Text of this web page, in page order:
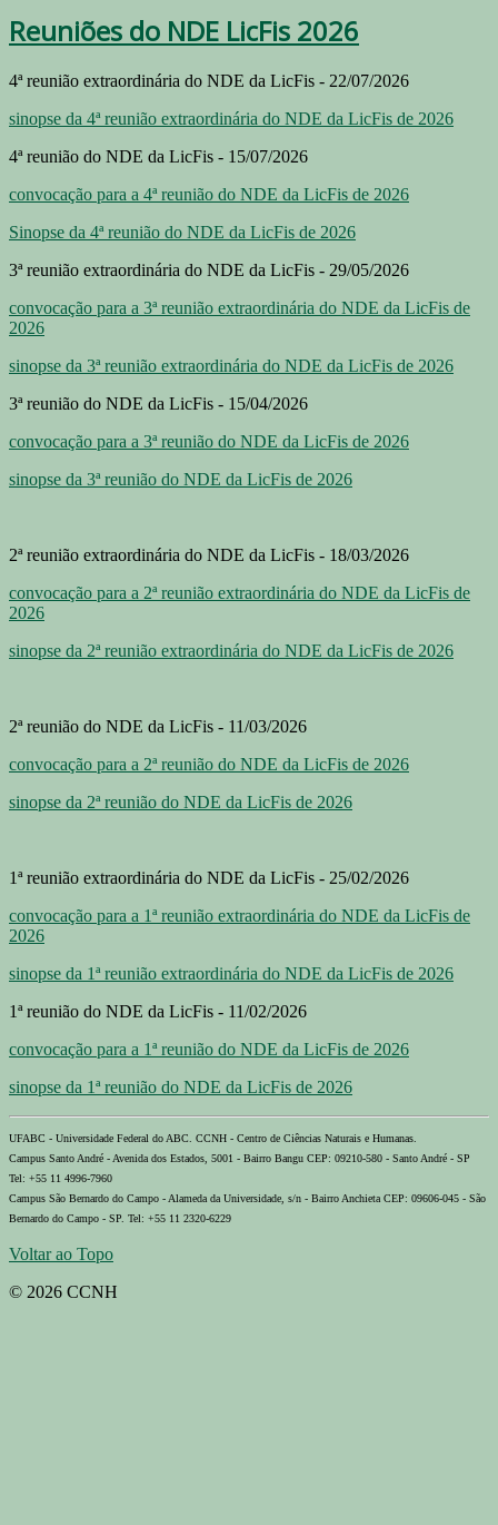
Reuniões do NDE LicFis 2026
4ª reunião extraordinária do NDE da LicFis - 22/07/2026
sinopse da 4ª reunião extraordinária do NDE da LicFis de 2026
4ª reunião do NDE da LicFis - 15/07/2026
convocação para a 4ª reunião do NDE da LicFis de 2026
Sinopse da 4ª reunião do NDE da LicFis de 2026
3ª reunião extraordinária do NDE da LicFis - 29/05/2026
convocação para a 3ª reunião extraordinária do NDE da LicFis de
2026
sinopse da 3ª reunião extraordinária do NDE da LicFis de 2026
3ª reunião do NDE da LicFis - 15/04/2026
convocação para a 3ª reunião do NDE da LicFis de 2026
sinopse da 3ª reunião do NDE da LicFis de 2026
2ª reunião extraordinária do NDE da LicFis - 18/03/2026
convocação para a 2ª reunião extraordinária do NDE da LicFis de
2026
sinopse da 2ª reunião extraordinária do NDE da LicFis de 2026
2ª reunião do NDE da LicFis - 11/03/2026
convocação para a 2ª reunião do NDE da LicFis de 2026
sinopse da 2ª reunião do NDE da LicFis de 2026
1ª reunião extraordinária do NDE da LicFis - 25/02/2026
convocação para a 1ª reunião extraordinária do NDE da LicFis de
2026
sinopse da 1ª reunião extraordinária do NDE da LicFis de 2026
1ª reunião do NDE da LicFis - 11/02/2026
convocação para a 1ª reunião do NDE da LicFis de 2026
sinopse da 1ª reunião do NDE da LicFis de 2026
UFABC - Universidade Federal do ABC. CCNH - Centro de Ciências Naturais e Humanas.
Campus Santo André - Avenida dos Estados, 5001 - Bairro Bangu CEP: 09210-580 - Santo André - SP
Tel: +55 11 4996-7960
Campus São Bernardo do Campo - Alameda da Universidade, s/n - Bairro Anchieta CEP: 09606-045 - São
Bernardo do Campo - SP. Tel: +55 11 2320-6229
Voltar ao Topo
© 2026 CCNH